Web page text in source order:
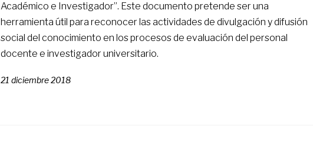
Académico e Investigador”. Este documento pretende ser una
herramienta útil para reconocer las actividades de divulgación y difusión
social del conocimiento en los procesos de evaluación del personal
docente e investigador universitario.
21 diciembre 2018